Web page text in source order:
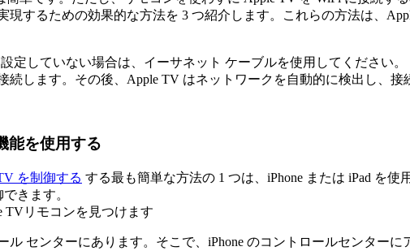
現するための効果的な方法を 3 つ紹介します。これらの方法は、
定していない場合は、イーサネット ケーブルを使用してください
続します。その後、Apple TV はネットワークを自動的に検出し、接
能を使用する
を制御する する最も簡単な方法の 1 つは、iPhone または iPad を
きます。
ル センターにあります。そこで、iPhone のコントロールセンター